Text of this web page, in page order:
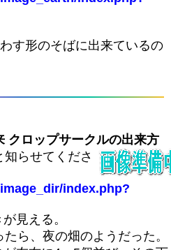
す形のそばに出来ているの
クロップサークルの出来方
らせてくださ
index.php?
見える。
、夜の畑のようだった。